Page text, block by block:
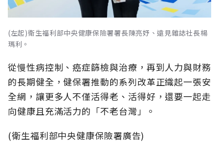
(左起)衛生福利部中央健康保險署署長陳亮妤、遠見雜誌社長楊
瑪利。
從慢性病控制、癌症篩檢與治療，再到人力與財務
的長期健全，健保署推動的系列改革正織起一張安
全網，讓更多人不僅活得老、活得好，還要一起走
向健康且充滿活力的「不老台灣」。
(衛生福利部中央健康保險署廣告)